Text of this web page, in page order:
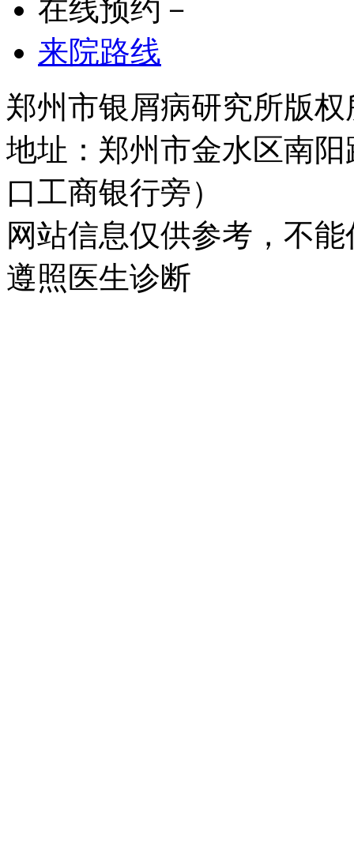
在线预约－
来院路线
郑州市银屑病研究所版权
地址：郑州市金水区南
口工商银行旁）
网站信息仅供参考，不
遵照医生诊断